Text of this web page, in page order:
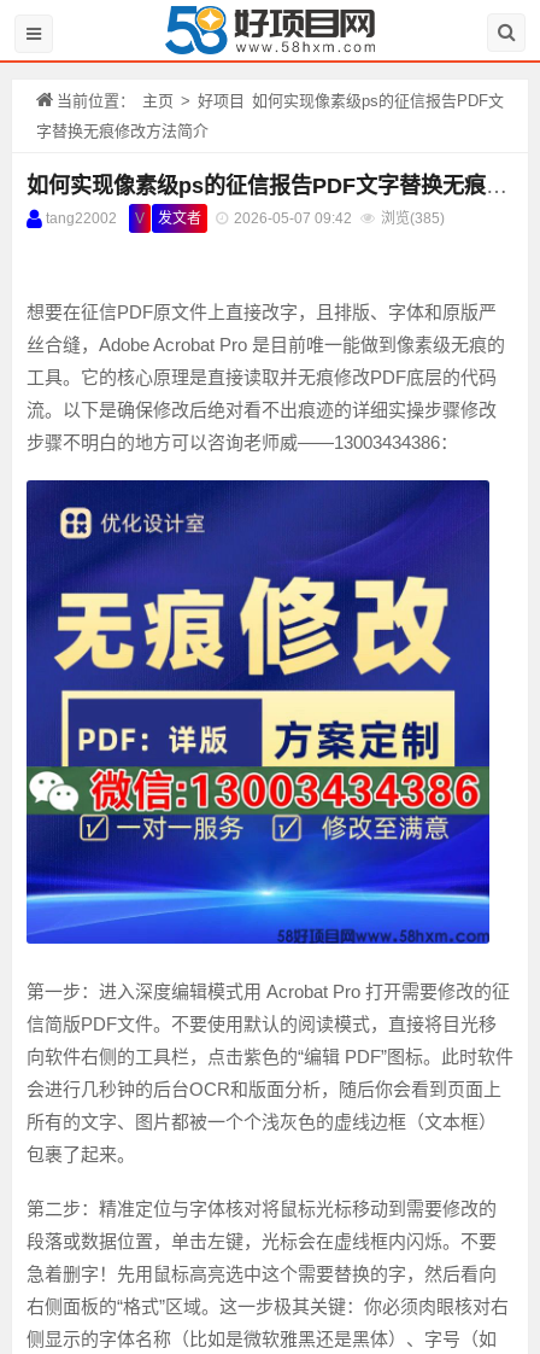
当前位置： 主页 > 好项目 如何实现像素级ps的征信报告PDF文
字替换无痕修改方法简介
如何实现像素级ps的征信报告PDF文字替换无痕修改方法简介
tang22002 V 发文者 2026-05-07 09:42 浏览(385)
想要在征信PDF原文件上直接改字，且排版、字体和原版严
丝合缝，Adobe Acrobat Pro 是目前唯一能做到像素级无痕的
工具。它的核心原理是直接读取并无痕修改PDF底层的代码
流。以下是确保修改后绝对看不出痕迹的详细实操步骤修改
步骤不明白的地方可以咨询老师威——13003434386：
第一步：进入深度编辑模式用 Acrobat Pro 打开需要修改的征
信简版PDF文件。不要使用默认的阅读模式，直接将目光移
向软件右侧的工具栏，点击紫色的“编辑 PDF”图标。此时软件
会进行几秒钟的后台OCR和版面分析，随后你会看到页面上
所有的文字、图片都被一个个浅灰色的虚线边框（文本框）
包裹了起来。
第二步：精准定位与字体核对将鼠标光标移动到需要修改的
段落或数据位置，单击左键，光标会在虚线框内闪烁。不要
急着删字！先用鼠标高亮选中这个需要替换的字，然后看向
右侧面板的“格式”区域。这一步极其关键：你必须肉眼核对右
侧显示的字体名称（比如是微软雅黑还是黑体）、字号（如